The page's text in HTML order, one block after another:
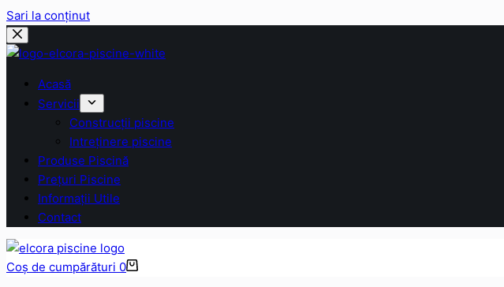
Sari la conținut
Acasă
Servicii
Construcții piscine
Intreținere piscine
Produse Piscină
Prețuri Piscine
Informații Utile
Contact
Coș de cumpărături 0